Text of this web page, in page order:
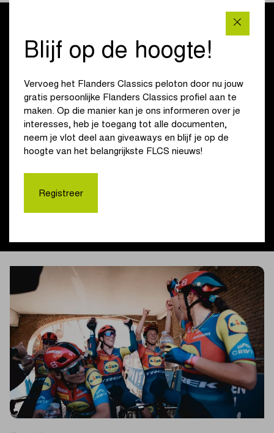
Bauhaus (Bahrain Victorious), Tim Torn Teutenberg (Lidl-
Trek), Hugo Hofstetter (NSN Cycling Team), Pascal
(TotalEnergies) en Timothy Dupont (Tarteletto-Isorex).
De Markt van Terneuzen is vanaf 11.45 u. het decor voor de
ploegenvoorstelling bij de mannen. Om 13.00 u. weerklinkt
vervolgens het startschot op het Stadhuisplein.
Blijf op de hoogte!
Vervoeg het Flanders Classics peloton door nu jouw
gratis persoonlijke Flanders Classics profiel aan te
maken. Op die manier kan je ons informeren over je
interesses, heb je toegang tot alle documenten,
neem je vlot deel aan giveaways en blijf je op de
hoogte van het belangrijkste FLCS nieuws!
Registreer